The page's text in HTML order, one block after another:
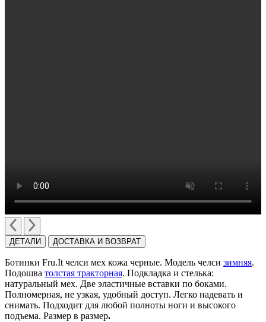
ДЕТАЛИ ДОСТАВКА И ВОЗВРАТ
Ботинки Fru.It челси мех кожа черные. Модель челси зимняя.
Подошва толстая тракторная. Подкладка и стелька:
натуральный мех. Две эластичные вставки по боками.
Полномерная, не узкая, удобный доступ. Легко надевать и
снимать. Подходит для любой полноты ноги и высокого
подъема. Размер в размер.